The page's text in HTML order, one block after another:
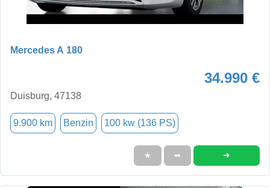
Mercedes A 180
34.990 €
Duisburg, 47138
9.900 km Benzin 100 kw (136 PS)
★ ➦ ➜